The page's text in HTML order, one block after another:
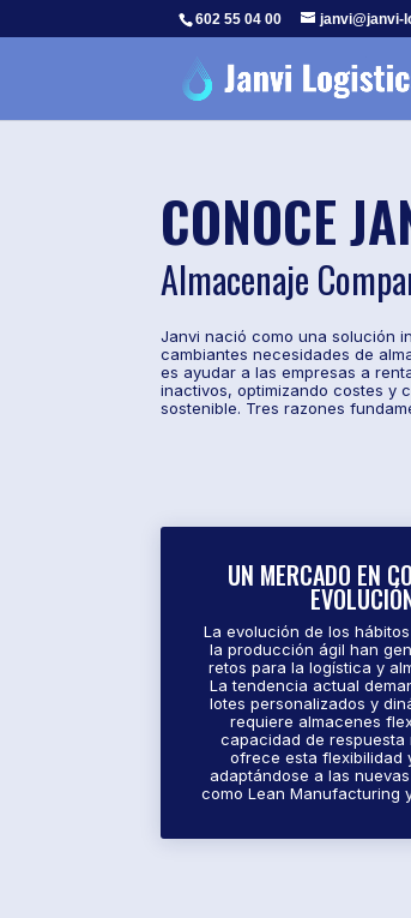
602 55 04 00 janvi@janvi-
CONOCE
Almacenaje
Janvi nació como una solución
cambiantes necesidades de
es ayudar a las empresas a
inactivos, optimizando costes y
sostenible. Tres razones
UN MERCADO EN
La evolución de los
la producción ágil han
retos para la logística y
La tendencia actual
lotes personalizados y
requiere almacenes
capacidad de respuesta
ofrece esta flexibilidad
adaptándose a las
como Lean Manufacturing